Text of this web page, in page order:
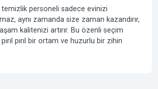
temizlik personeli sadece evinizi
aynı zamanda size zaman kazandırır,
kalitenizi artırır. Bu özenli seçim
pırıl bir ortam ve huzurlu bir zihin